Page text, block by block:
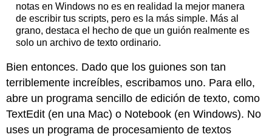
notas en Windows no es en realidad la mejor manera
de escribir tus scripts, pero es la más simple. Más al
grano, destaca el hecho de que un guión realmente es
solo un archivo de texto ordinario.
Bien entonces. Dado que los guiones son tan
terriblemente increíbles, escribamos uno. Para ello,
abre un programa sencillo de edición de texto, como
TextEdit (en una Mac) o Notebook (en Windows). No
uses un programa de procesamiento de textos